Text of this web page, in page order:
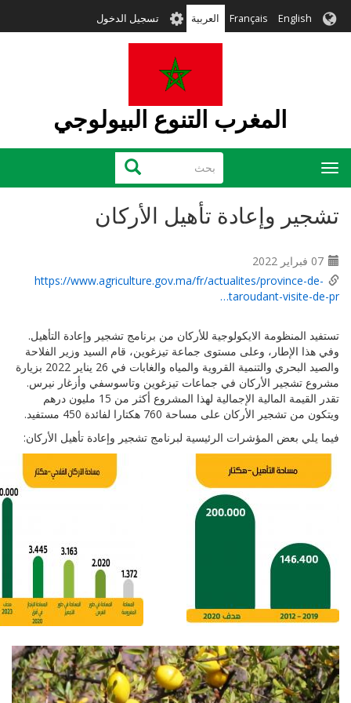
Français العربية User
account
تسجيل الدخول
المغرب التنوع البيولوجي
وإعادة تأهيل الأركان
https://www.agriculture.gov.ma/fr/actualites/
taroudant-
الايكولوجية للأركان من برنامج تشجير وإعادة التأهيل.
وعلى مستوى جماعة تيزغوين، قام السيد وزير الفلاحة
والصيد البحري والتنمية القروية والمياه والغابات في 26 يناير 2022 بزيارة
الأركان في جماعات تيزغوين وتاسوسفي وأزغار نيرس.
تقدر القيمة المالية الإجمالية لهذا المشروع أكثر من 15 مليون درهم
الأركان على مساحة 760 هكتارا لفائدة 450 مستفيد.
المؤشرات الرئيسية لبرنامج تشجير وإعادة تأهيل الأركان: